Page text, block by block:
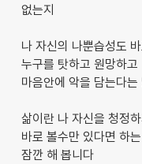
없는지
나 자신의 나뿐습성도
누구를 탓하고 원망하고
마음안에 악을 담는다는
삶이란 나 자신을 청정
바로 볼수만 있다면 하
잠깐 해 봅니다